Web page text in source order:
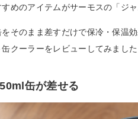
すめのアイテムがサーモスの「ジ
をそのまま差すだけで保冷・保温
缶クーラーをレビューしてみました
缶が差せる